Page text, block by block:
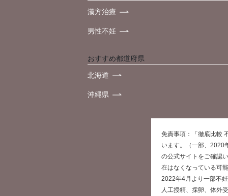
漢方治療
男性不妊
おすすめ都道府県
北海道
沖縄県
免責事項：「徹底比較
います。（一部、2020
の公式サイトをご確認
在はなくなっている可
2022年4月より一部不
人工授精、採卵、体外